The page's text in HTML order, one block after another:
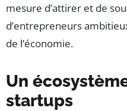
mesure d’attirer et de
d’entrepreneurs
de l’économie.
Un
startups